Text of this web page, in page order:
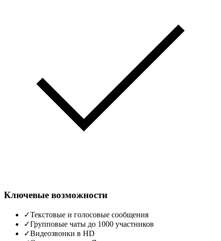
Ключевые возможности
✓Текстовые и голосовые сообщения
✓Групповые чаты до 1000 участников
✓Видеозвонки в HD